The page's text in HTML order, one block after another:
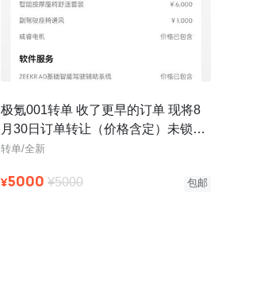
极氪001转单 收了更早的订单 现将8
月30日订单转让（价格含定）未锁单
可自由改配置 今年底左右可
转单/全新
¥5000 ¥5000 包邮